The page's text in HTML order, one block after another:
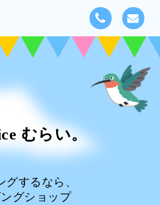
むらい。
グするなら、
グショップ